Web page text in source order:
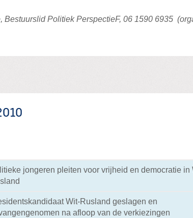
Bestuurslid Politiek PerspectieF, 06 1590 6935
2010 15:53jongeren pleiten voor vrijheid en democratie in
2010 21:33
Wit-Rusland geslagen en
na afloop van de verkiezingen